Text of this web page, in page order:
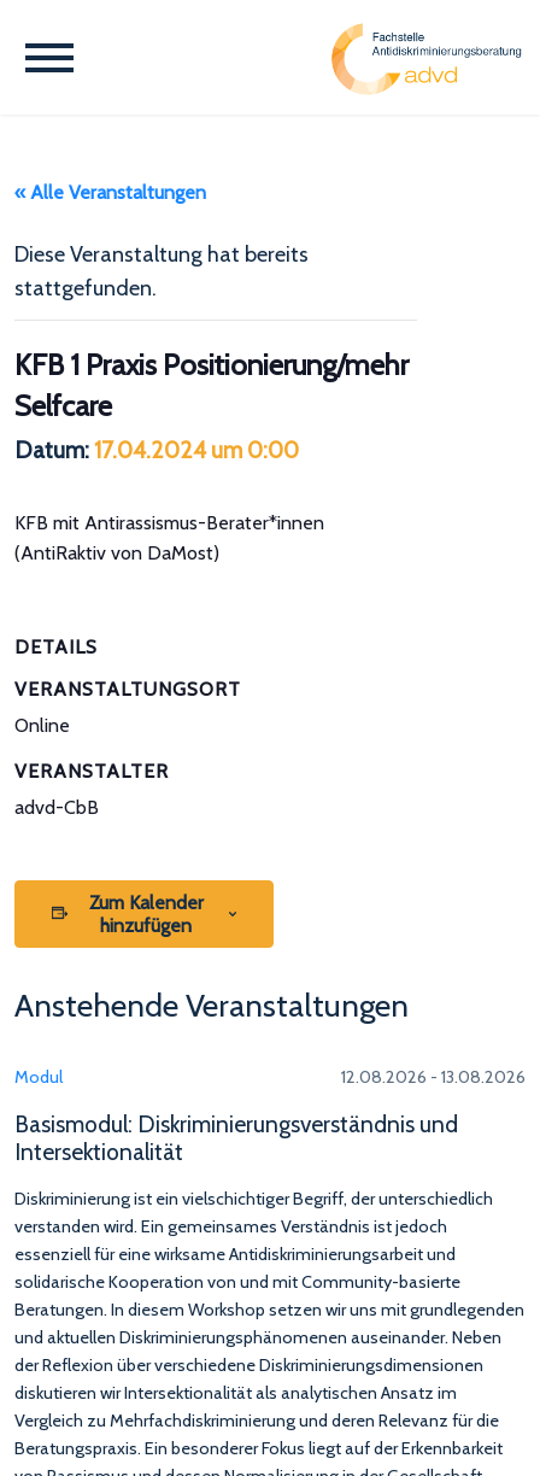
« Alle Veranstaltungen
Diese Veranstaltung hat bereits
stattgefunden.
KFB 1 Praxis Positionierung/mehr
Selfcare
Datum:17.04.2024 um 0:00
KFB mit Antirassismus-Berater*innen
(AntiRaktiv von DaMost)
DETAILS
VERANSTALTUNGSORT
Online
VERANSTALTER
advd-CbB
Zum Kalender
hinzufügen
Anstehende Veranstaltungen
Modul 12.08.2026 - 13.08.2026
Basismodul: Diskriminierungsverständnis und
Intersektionalität
Diskriminierung ist ein vielschichtiger Begriff, der unterschiedlich
verstanden wird. Ein gemeinsames Verständnis ist jedoch
essenziell für eine wirksame Antidiskriminierungsarbeit und
solidarische Kooperation von und mit Community-basierte
Beratungen. In diesem Workshop setzen wir uns mit grundlegenden
und aktuellen Diskriminierungsphänomenen auseinander. Neben
der Reflexion über verschiedene Diskriminierungsdimensionen
diskutieren wir Intersektionalität als analytischen Ansatz im
Vergleich zu Mehrfachdiskriminierung und deren Relevanz für die
Beratungspraxis. Ein besonderer Fokus liegt auf der Erkennbarkeit